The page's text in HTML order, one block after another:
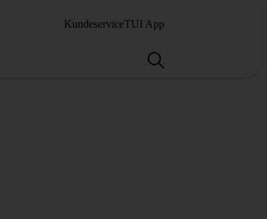
KundeserviceTUI App